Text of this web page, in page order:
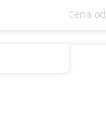
Cena od